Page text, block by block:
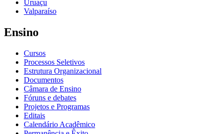
Uruaçu
Valparaíso
Ensino
Cursos
Processos Seletivos
Estrutura Organizacional
Documentos
Câmara de Ensino
Fóruns e debates
Projetos e Programas
Editais
Calendário Acadêmico